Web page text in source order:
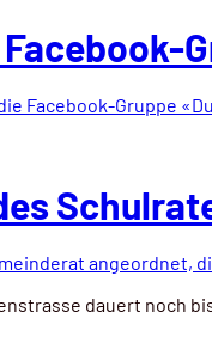
Facebook-Gruppe
angeordnet,